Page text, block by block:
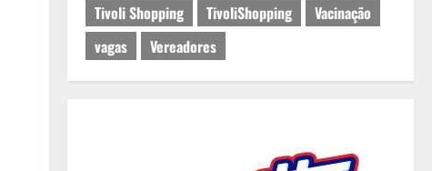
Tivoli Shopping
TivoliShopping
Vacinação
vagas
Vereadores